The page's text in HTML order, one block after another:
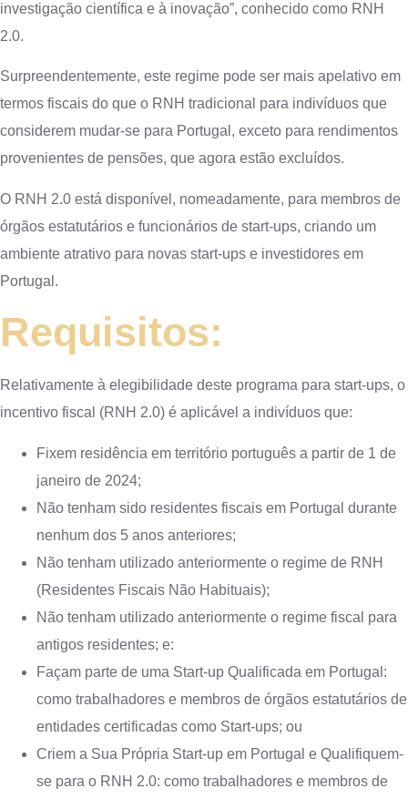
investigação científica e à inovação”, conhecido como RNH
2.0.
Surpreendentemente, este regime pode ser mais apelativo em
termos fiscais do que o RNH tradicional para indivíduos que
considerem mudar-se para Portugal, exceto para rendimentos
provenientes de pensões, que agora estão excluídos.
O RNH 2.0 está disponível, nomeadamente, para membros de
órgãos estatutários e funcionários de start-ups, criando um
ambiente atrativo para novas start-ups e investidores em
Portugal.
Requisitos:
Relativamente à elegibilidade deste programa para start-ups, o
incentivo fiscal (RNH 2.0) é aplicável a indivíduos que:
Fixem residência em território português a partir de 1 de
janeiro de 2024;
Não tenham sido residentes fiscais em Portugal durante
nenhum dos 5 anos anteriores;
Não tenham utilizado anteriormente o regime de RNH
(Residentes Fiscais Não Habituais);
Não tenham utilizado anteriormente o regime fiscal para
antigos residentes; e:
Façam parte de uma Start-up Qualificada em Portugal:
como trabalhadores e membros de órgãos estatutários de
entidades certificadas como Start-ups; ou
Criem a Sua Própria Start-up em Portugal e Qualifiquem-
se para o RNH 2.0: como trabalhadores e membros de